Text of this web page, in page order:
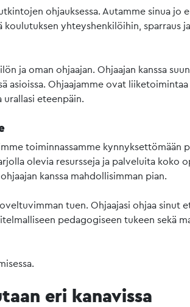
ohjauksessa. Autamme sinua
yhteyshenkilöihin, sparraus
ja oman ohjaajan. Ohjaajan kanssa
asioissa. Ohjaajamme ovat
eteenpäin.
toiminnassamme
olevia resursseja ja palveluita koko
kanssa mahdollisimman pian.
tuen. Ohjaajasi ohjaa sinut
pedagogiseen tukeen sekä
eri kanavissa